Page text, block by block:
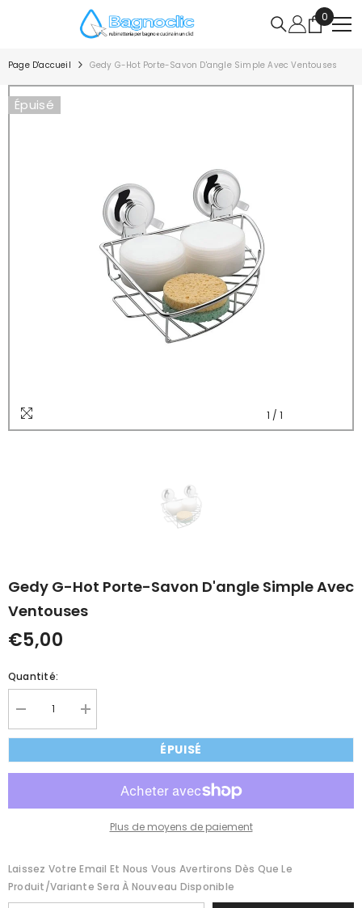
IGNORER ET PASSER AU CONTENU
0
0
article
Page D'accueil Gedy G-Hot Porte-Savon D'angle Simple Avec Ventouses
Épuisé
1 / 1
Gedy G-Hot Porte-Savon D'angle Simple Avec
Ventouses
€5,00
Quantité:
Réduire
la
quantité
Gedy
G-
savon
Augmenter
la
quantité
Gedy
G-
savon
d&#39;angle
simple
ÉPUISÉ
Plus de moyens de paiement
Laissez Votre Email Et Nous Vous Avertirons Dès Que Le
Produit/variante Sera À Nouveau Disponible